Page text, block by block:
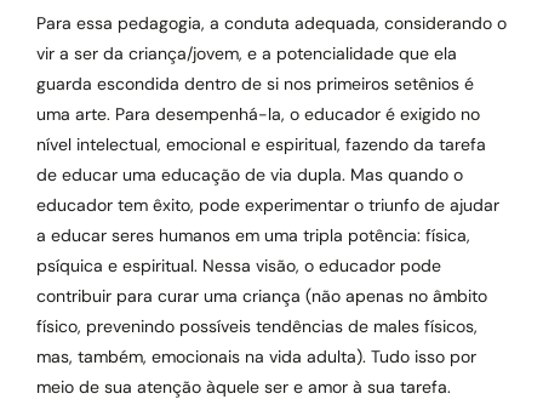
Para essa pedagogia, a conduta adequada, considerando o
vir a ser da criança/jovem, e a potencialidade que ela
guarda escondida dentro de si nos primeiros setênios é
uma arte. Para desempenhá-la, o educador é exigido no
nível intelectual, emocional e espiritual, fazendo da tarefa
de educar uma educação de via dupla. Mas quando o
educador tem êxito, pode experimentar o triunfo de ajudar
a educar seres humanos em uma tripla potência: física,
psíquica e espiritual. Nessa visão, o educador pode
contribuir para curar uma criança (não apenas no âmbito
físico, prevenindo possíveis tendências de males físicos,
mas, também, emocionais na vida adulta). Tudo isso por
meio de sua atenção àquele ser e amor à sua tarefa.